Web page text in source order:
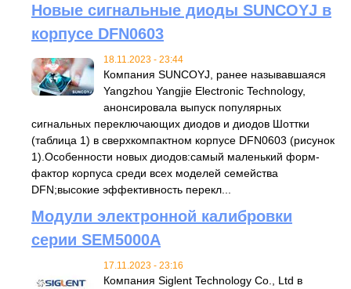
Новые сигнальные диоды SUNCOYJ в
корпусе DFN0603
18.11.2023 - 23:44
Компания SUNCOYJ, ранее называвшаяся
Yangzhou Yangjie Electronic Technology,
анонсировала выпуск популярных
сигнальных переключающих диодов и диодов Шоттки
(таблица 1) в сверхкомпактном корпусе DFN0603 (рисунок
1).Особенности новых диодов:самый маленький форм-
фактор корпуса среди всех моделей семейства
DFN;высокие эффективность перекл...
Модули электронной калибровки
серии SEM5000A
17.11.2023 - 23:16
Компания Siglent Technology Co., Ltd в